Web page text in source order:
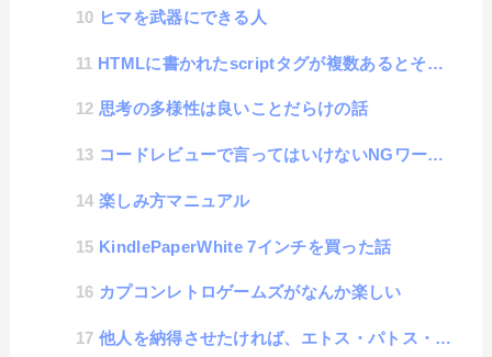
ヒマを武器にできる人
HTMLに書かれたscriptタグが複数あるとそれぞれのスコープは共通になるのか？
思考の多様性は良いことだらけの話
コードレビューで言ってはいけないNGワード集
楽しみ方マニュアル
KindlePaperWhite 7インチを買った話
カプコンレトロゲームズがなんか楽しい
他人を納得させたければ、エトス・パトス・ロゴスせよ。